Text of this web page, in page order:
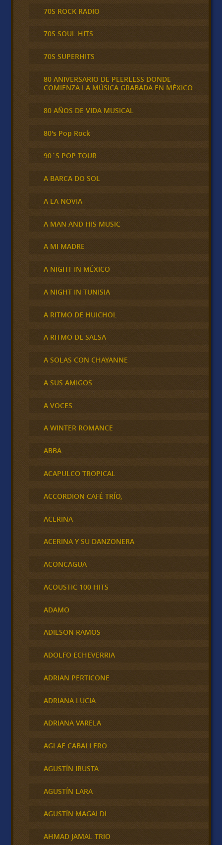
70S ROCK RADIO
70S SOUL HITS
70S SUPERHITS
80 ANIVERSARIO DE PEERLESS DONDE
COMIENZA LA MÚSICA GRABADA EN MÉXICO
80 AÑOS DE VIDA MUSICAL
80's Pop Rock
90´S POP TOUR
A BARCA DO SOL
A LA NOVIA
A MAN AND HIS MUSIC
A MI MADRE
A NIGHT IN MÉXICO
A NIGHT IN TUNISIA
A RITMO DE HUICHOL
A RITMO DE SALSA
A SOLAS CON CHAYANNE
A SUS AMIGOS
A VOCES
A WINTER ROMANCE
ABBA
ACAPULCO TROPICAL
ACCORDION CAFÉ TRÍO,
ACERINA
ACERINA Y SU DANZONERA
ACONCAGUA
ACOUSTIC 100 HITS
ADAMO
ADILSON RAMOS
ADOLFO ECHEVERRIA
ADRIAN PERTICONE
ADRIANA LUCIA
ADRIANA VARELA
AGLAE CABALLERO
AGUSTÍN IRUSTA
AGUSTÍN LARA
AGUSTÍN MAGALDI
AHMAD JAMAL TRIO